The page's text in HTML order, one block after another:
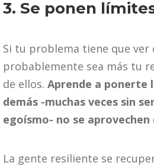
3. Se ponen
Si tu problema tiene que ver
probablemente sea más tu
de ellos. Aprende a ponerte
demás -muchas veces sin
egoísmo- no se aprovechen
La gente resiliente se